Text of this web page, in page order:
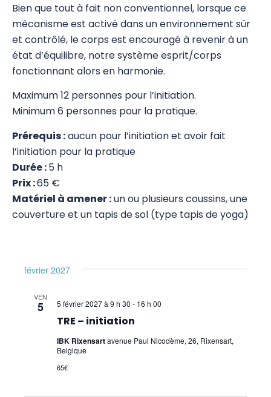
Analyse Transactionnelle (AT)
Autres Formations
Communication et Trauma
EmRes
Massage et Méthodes physiques douces
Pauses Bien-Être
Cartes Associatives
Petits Bonshommes Allumettes et
Ho'oponopono
Pour les enfants
Sciences
Bien que tout à fait non conventionnel, lorsque ce
mécanisme est activé dans un environnement sûr
et contrôlé, le corps est encouragé à revenir à un
état d’équilibre, notre système esprit/corps
fonctionnant alors en harmonie.
Maximum 12 personnes pour l’initiation.
Minimum 6 personnes pour la pratique.
Prérequis :aucun pour l’initiation et avoir fait
l’initiation pour la pratique
Durée :5 h
Prix :65 €
Matériel à amener :un ou plusieurs coussins, une
couverture et un tapis de sol (type tapis de yoga)
février 2027
VEN
5
TRE – initiation
5 février 2027 à 9 h 30 - 16 h 00
IBK Rixensartavenue Paul Nicodème, 26, Rixensart,
Belgique
65€